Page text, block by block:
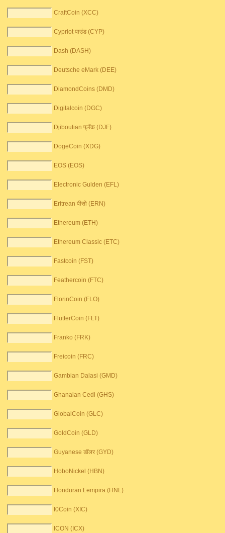
CraftCoin (XCC)
Cypriot पाउंड (CYP)
Dash (DASH)
Deutsche eMark (DEE)
DiamondCoins (DMD)
Digitalcoin (DGC)
Djiboutian फ्रैंक (DJF)
DogeCoin (XDG)
EOS (EOS)
Electronic Gulden (EFL)
Eritrean पीसो (ERN)
Ethereum (ETH)
Ethereum Classic (ETC)
Fastcoin (FST)
Feathercoin (FTC)
FlorinCoin (FLO)
FlutterCoin (FLT)
Franko (FRK)
Freicoin (FRC)
Gambian Dalasi (GMD)
Ghanaian Cedi (GHS)
GlobalCoin (GLC)
GoldCoin (GLD)
Guyanese डॉलर (GYD)
HoboNickel (HBN)
Honduran Lempira (HNL)
I0Coin (XIC)
ICON (ICX)